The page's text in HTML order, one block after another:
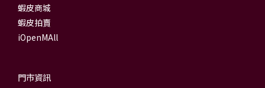
蝦皮商城
蝦皮拍賣
iOpenMAll
門市資訊